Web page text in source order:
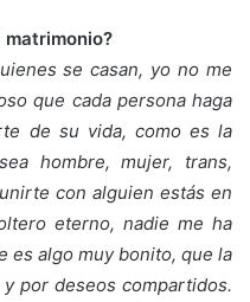
matrimonio?
se casan, yo no me
que cada persona haga
de su vida, como es la
hombre, mujer, trans,
con alguien estás en
eterno, nadie me ha
es algo muy bonito, que la
por deseos compartidos.